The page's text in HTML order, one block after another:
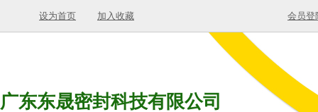
设为首页 加入收藏 会员登
广东东晟密封科技有限公司